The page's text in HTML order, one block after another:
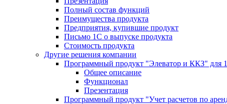
Полный состав функций
Преимущества продукта
Предприятия, купившие продукт
Письмо 1С о выпуске продукта
Стоимость продукта
Другие решения компании
Программный продукт "Элеватор и ККЗ" для
Общее описание
Функционал
Презентация
Программный продукт "Учет расчетов по